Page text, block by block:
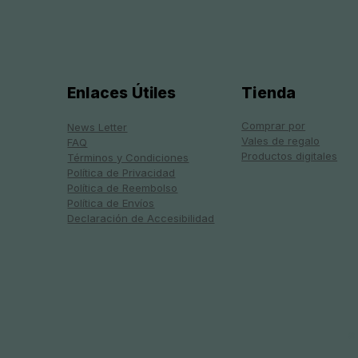
Regalo de Elevation · Tambo
Chocó · Cría de pollos
Precio
10,00 GBP
Regalo de Elevación ·
Funamos · Balones de fútbol
para entrenamiento
Enlaces Útiles
News Letter
FAQ
Términos y Condiciones
Política de Privacidad
Política de Reembolso
Política de Envíos
Declaración de Accesibilidad
Tienda
Comprar por
Vales de regalo
Productos digitales